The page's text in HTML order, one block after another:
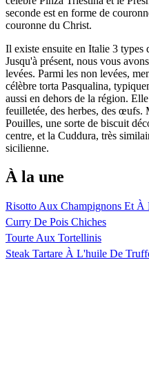
seconde est en forme de
couronne du Christ.
Il existe ensuite en Italie 3 types
Jusqu'à présent, nous vous
levées. Parmi les non levées,
célèbre torta Pasqualina,
aussi en dehors de la région.
feuilletée, des herbes, des œufs.
Pouilles, une sorte de biscuit
centre, et la Cuddura, très
sicilienne.
À la une
Risotto Aux Champignons Et À
Curry De Pois Chiches
Tourte Aux Tortellinis
Steak Tartare À L'huile De